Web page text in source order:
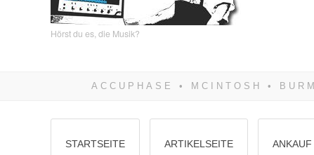
Hörst du es, die Musik?
STARTSEITE ARTIKELSEITE